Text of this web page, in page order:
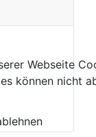
Webseite
können nicht